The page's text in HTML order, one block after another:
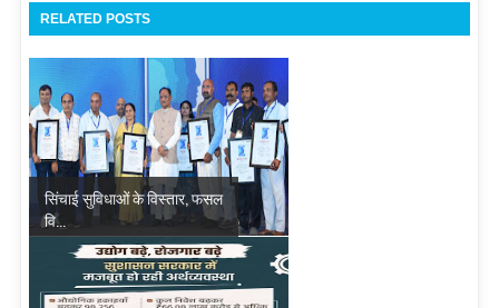
RELATED POSTS
सिंचाई सुविधाओं के विस्तार, फसल
वि...